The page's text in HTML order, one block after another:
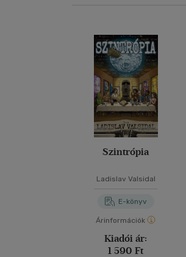
Szintrópia
Ladislav Valsidal
E-könyv
Árinformációk
Kiadói ár:
1 590 Ft